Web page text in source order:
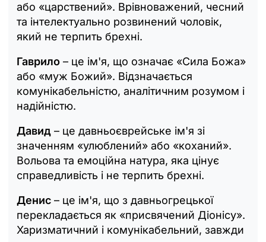
або «царствений». Врівноважений, чесний
та інтелектуально розвинений чоловік,
який не терпить брехні.
Гаврило – це ім'я, що означає «Сила Божа»
або «муж Божий». Відзначається
комунікабельністю, аналітичним розумом і
надійністю.
Давид – це давньоєврейське ім'я зі
значенням «улюблений» або «коханий».
Вольова та емоційна натура, яка цінує
справедливість і не терпить брехні.
Денис – це ім'я, що з давньогрецької
перекладається як «присвячений Діонісу».
Харизматичний і комунікабельний, завжди